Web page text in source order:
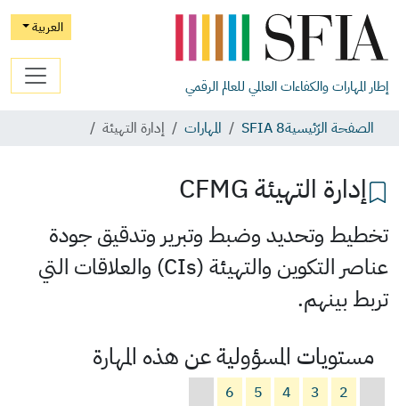
العربية
إطار المهارات والكفاءات العالمي للعالم الرقمي
الصفحة الرّئيسيةSFIA 8 المهارات إدارة التهيئة
إدارة التهيئةCFMG
تخطيط وتحديد وضبط وتبرير وتدقيق جودة
عناصر التكوين والتهيئة (CIs) والعلاقات التي
تربط بينهم.
مستويات المسؤولية عن هذه المهارة
2
3
4
5
6